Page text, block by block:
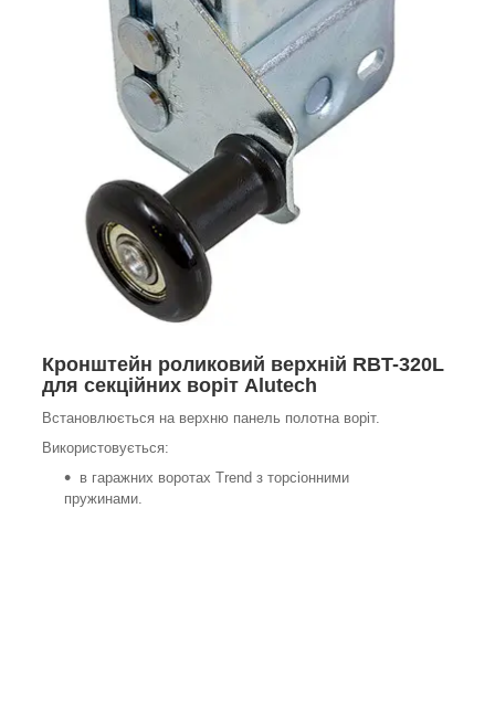
Кронштейн роликовий верхній RBT-320L
для секційних воріт Alutech
Встановлюється на верхню панель полотна воріт.
Використовується:
в гаражних воротах Trend з торсіонними
пружинами.